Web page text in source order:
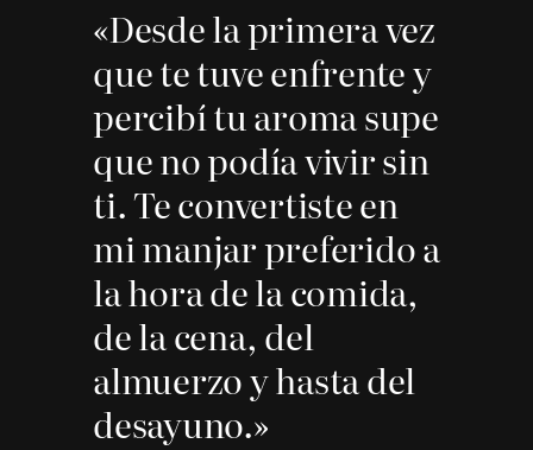
«Desde la primera vez
que te tuve enfrente y
percibí tu aroma supe
que no podía vivir sin
ti. Te convertiste en
mi manjar preferido a
la hora de la comida,
de la cena, del
almuerzo y hasta del
desayuno.»